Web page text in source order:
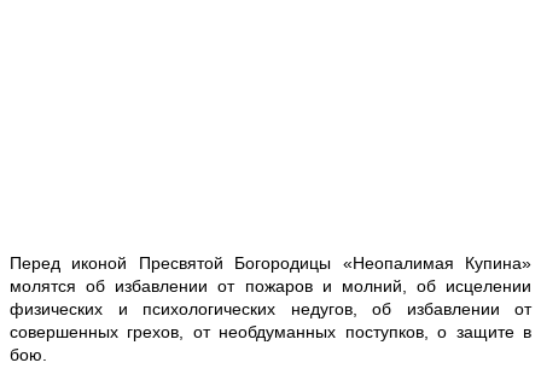
Перед иконой Пресвятой Богородицы «Неопалимая Купина»
молятся об избавлении от пожаров и молний, об исцелении
физических и психологических недугов, об избавлении от
совершенных грехов, от необдуманных поступков, о защите в
бою.